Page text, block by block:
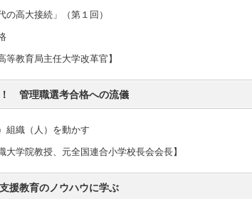
の高大接続」（第１回）
等教育局主任大学改革官】
管理職選考合格への流儀
組織（人）を動かす
大学院教授、元全国連合小学校長会会長】
援教育のノウハウに学ぶ